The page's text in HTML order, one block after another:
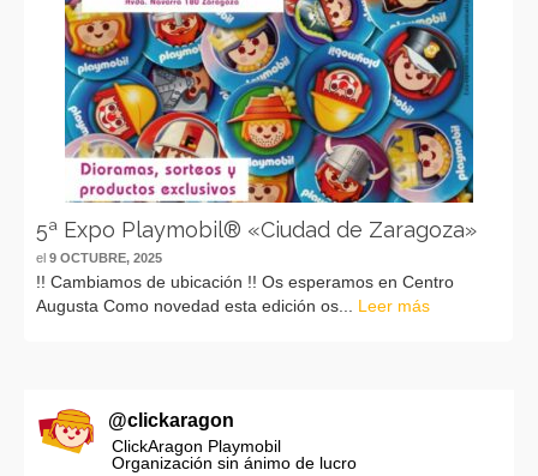
5ª Expo Playmobil® «Ciudad de Zaragoza»
el 9 OCTUBRE, 2025
!! Cambiamos de ubicación !! Os esperamos en Centro
Augusta Como novedad esta edición os... Leer más
@clickaragon
ClickAragon Playmobil
Organización sin ánimo de lucro